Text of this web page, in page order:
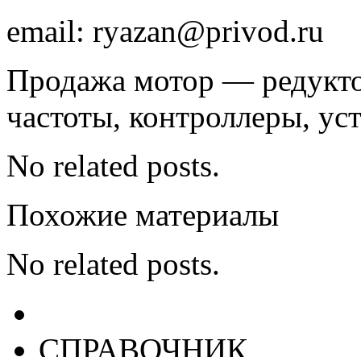
email: ryazan@privod.ru
Продажа мотор —
частоты, контроллеры,
No related posts.
Похожие материалы
No related posts.
СПРАВОЧНИК